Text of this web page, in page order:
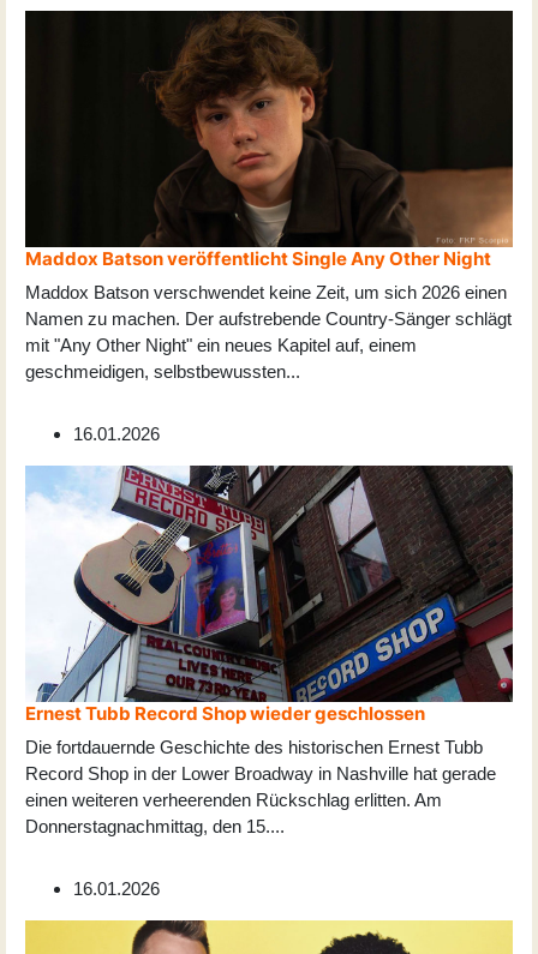
Maddox Batson veröffentlicht Single Any Other Night
Maddox Batson verschwendet keine Zeit, um sich 2026 einen
Namen zu machen. Der aufstrebende Country-Sänger schlägt
mit "Any Other Night" ein neues Kapitel auf, einem
geschmeidigen, selbstbewussten...
16.01.2026
Ernest Tubb Record Shop wieder geschlossen
Die fortdauernde Geschichte des historischen Ernest Tubb
Record Shop in der Lower Broadway in Nashville hat gerade
einen weiteren verheerenden Rückschlag erlitten. Am
Donnerstagnachmittag, den 15....
16.01.2026